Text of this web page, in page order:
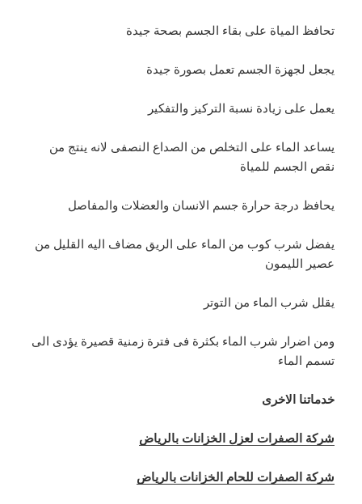
تحافظ المياة على بقاء الجسم بصحة جيدة
يجعل لجهزة الجسم تعمل بصورة جيدة
يعمل على زيادة نسبة التركيز والتفكير
يساعد الماء على التخلص من الصداع النصفى لانه ينتج من
نقص الجسم للمياة
يحافظ درجة حرارة جسم الانسان والعضلات والمفاصل
يفضل شرب كوب من الماء على الريق مضاف اليه القليل من
عصير الليمون
يقلل شرب الماء من التوتر
ومن اضرار شرب الماء بكثرة فى فترة زمنية قصيرة يؤدى الى
تسمم الماء
خدماتنا الاخرى
شركة الصفرات لعزل الخزانات بالرياض
شركة الصفرات للحام الخزانات بالرياض